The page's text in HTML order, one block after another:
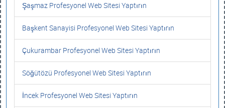
Şaşmaz Profesyonel Web Sitesi Yaptırın
Başkent Sanayisi Profesyonel Web Sitesi Yaptırın
Çukurambar Profesyonel Web Sitesi Yaptırın
Söğütözü Profesyonel Web Sitesi Yaptırın
İncek Profesyonel Web Sitesi Yaptırın